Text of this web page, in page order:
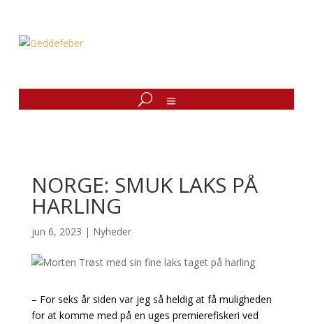
NORGE: SMUK LAKS PÅ
HARLING
jun 6, 2023 | Nyheder
– For seks år siden var jeg så heldig at få muligheden
for at komme med på en uges premierefiskeri ved